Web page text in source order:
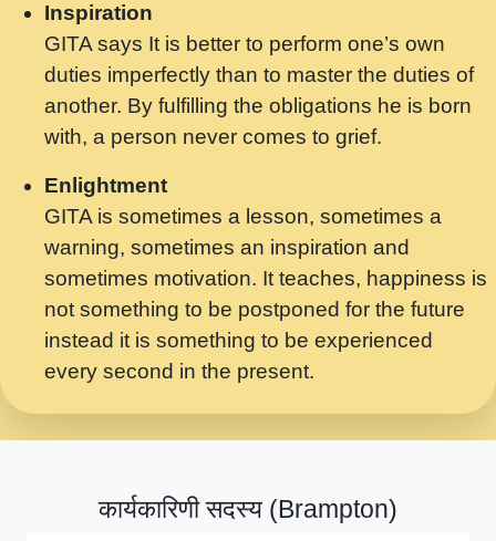
Saawariya.mp3
मर गनय न अपरध लडडल शर रध.... Shri
ravinandan shastri ji maharaj.mp3
मेरे मन हरी का ध्यान लगा - भजन भाव - 2018 -
Rishikesh - Swami Gyananand Ji
Maharaj.mp3
यह हसरत तलब ह नकज कमर Yahi Hasraten
Talab Hai Bhav Pravah #bhajan.mp3
लडल ज बल ल क ज न लग Sadhvi Purnima Ji
7.9.2021 जवल नगर दलल #बसर.mp3
सख भ मझ पयर ह दख भ मझ पयर ह!छड म कस दत
सपरहट भजन 2021 - तर अखय ह जद भर बहर ज म
सपरहट शयम भजन - जय जय शयम जय जय शयम
Inspiration
GITA says It is better to perform one’s own
duties imperfectly than to master the duties of
another. By fulfilling the obligations he is born
with, a person never comes to grief.
Enlightment
GITA is sometimes a lesson, sometimes a
warning, sometimes an inspiration and
sometimes motivation. It teaches, happiness is
not something to be postponed for the future
instead it is something to be experienced
every second in the present.
कार्यकारिणी सदस्य (Brampton)